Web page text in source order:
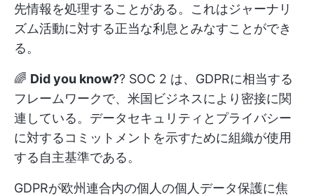
先情報を処理することがある。これはジャーナリ
ズム活動に対する正当な利息とみなすことができ
る。
🌈 Did you know?? SOC 2 は、GDPRに相当する
フレームワークで、米国ビジネスにより密接に関
連している。データセキュリティとプライバシー
に対するコミットメントを示すために組織が使用
する自主基準である。
GDPRが欧州連合内の個人の個人データ保護に焦